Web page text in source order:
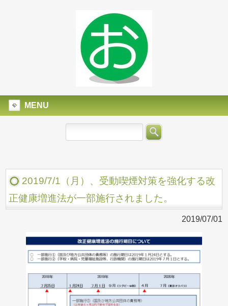
MENU
2019/7/1（月）、受動喫煙対策を強化する改
正健康増進法が一部施行されました。
2019/07/01